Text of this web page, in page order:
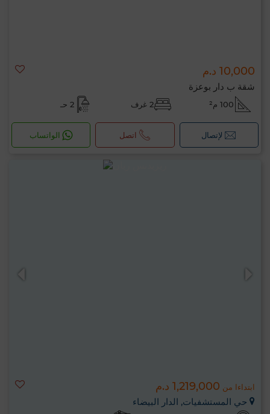
10,000 د.م
شقة ب دار بوعزة
100 م² 2 غرف 2 حـ
لإتصال اتصل الواتساب
ابتداءا من 1,219,000 د.م
حي المستشفيات, الدار البيضاء